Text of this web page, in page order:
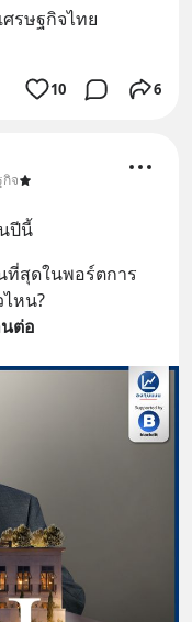
รษฐกิจไทย
10 6
จ
ปีนี้
ที่สุดในพอร์ตการ
หน?
ต่อ